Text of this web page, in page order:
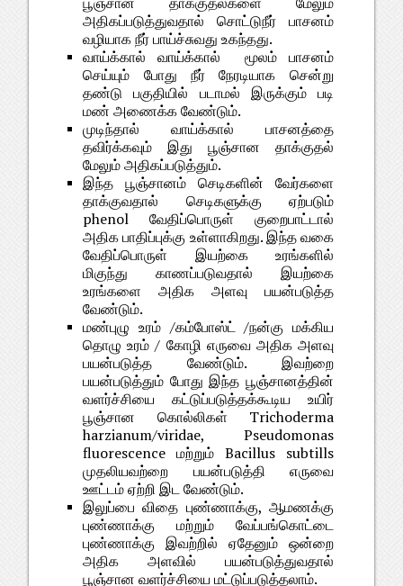
அதிகப்படுத்துவதால் சொட்டுநீர் பாசனம்
வழியாக நீர் பாய்ச்சுவது உகந்தது.
வாய்க்கால் வாய்க்கால் மூலம் பாசனம்
செய்யும் போது நீர் நேரடியாக சென்று
தண்டு பகுதியில் படாமல் இருக்கும் படி
மண் அணைக்க வேண்டும்.
முடிந்தால் வாய்க்கால் பாசனத்தை
தவிர்க்கவும் இது பூஞ்சான தாக்குதல்
மேலும் அதிகப்படுத்தும்.
இந்த பூஞ்சானம் செடிகளின் வேர்களை
தாக்குவதால் செடிகளுக்கு ஏற்படும்
phenol வேதிப்பொருள் குறைபாட்டால்
அதிக பாதிப்புக்கு உள்ளாகிறது. இந்த வகை
வேதிப்பொருள் இயற்கை உரங்களில்
மிகுந்து காணப்படுவதால் இயற்கை
உரங்களை அதிக அளவு பயன்படுத்த
வேண்டும்.
மண்புழு உரம் /கம்போஸ்ட் /நன்கு மக்கிய
தொழு உரம் / கோழி எருவை அதிக அளவு
பயன்படுத்த வேண்டும். இவற்றை
பயன்படுத்தும் போது இந்த பூஞ்சானத்தின்
வளர்ச்சியை கட்டுப்படுத்தக்கூடிய உயிர்
பூஞ்சான கொல்லிகள் Trichoderma
harzianum/viridae, Pseudomonas
fluorescence மற்றும் Bacillus subtills
முதலியவற்றை பயன்படுத்தி எருவை
ஊட்டம் ஏற்றி இட வேண்டும்.
இலுப்பை விதை புண்ணாக்கு, ஆமணக்கு
புண்ணாக்கு மற்றும் வேப்பங்கொட்டை
புண்ணாக்கு இவற்றில் ஏதேனும் ஒன்றை
அதிக அளவில் பயன்படுத்துவதால்
பூஞ்சான வளர்ச்சியை மட்டுப்படுத்தலாம்.